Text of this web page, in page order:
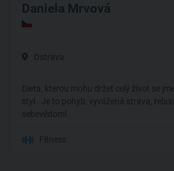
Daniela Mrvová
Ostrava
Dieta, kterou mohu držet celý život se
styl . Je to pohyb, vyvážená strava,
sebevědomí.
Fitness